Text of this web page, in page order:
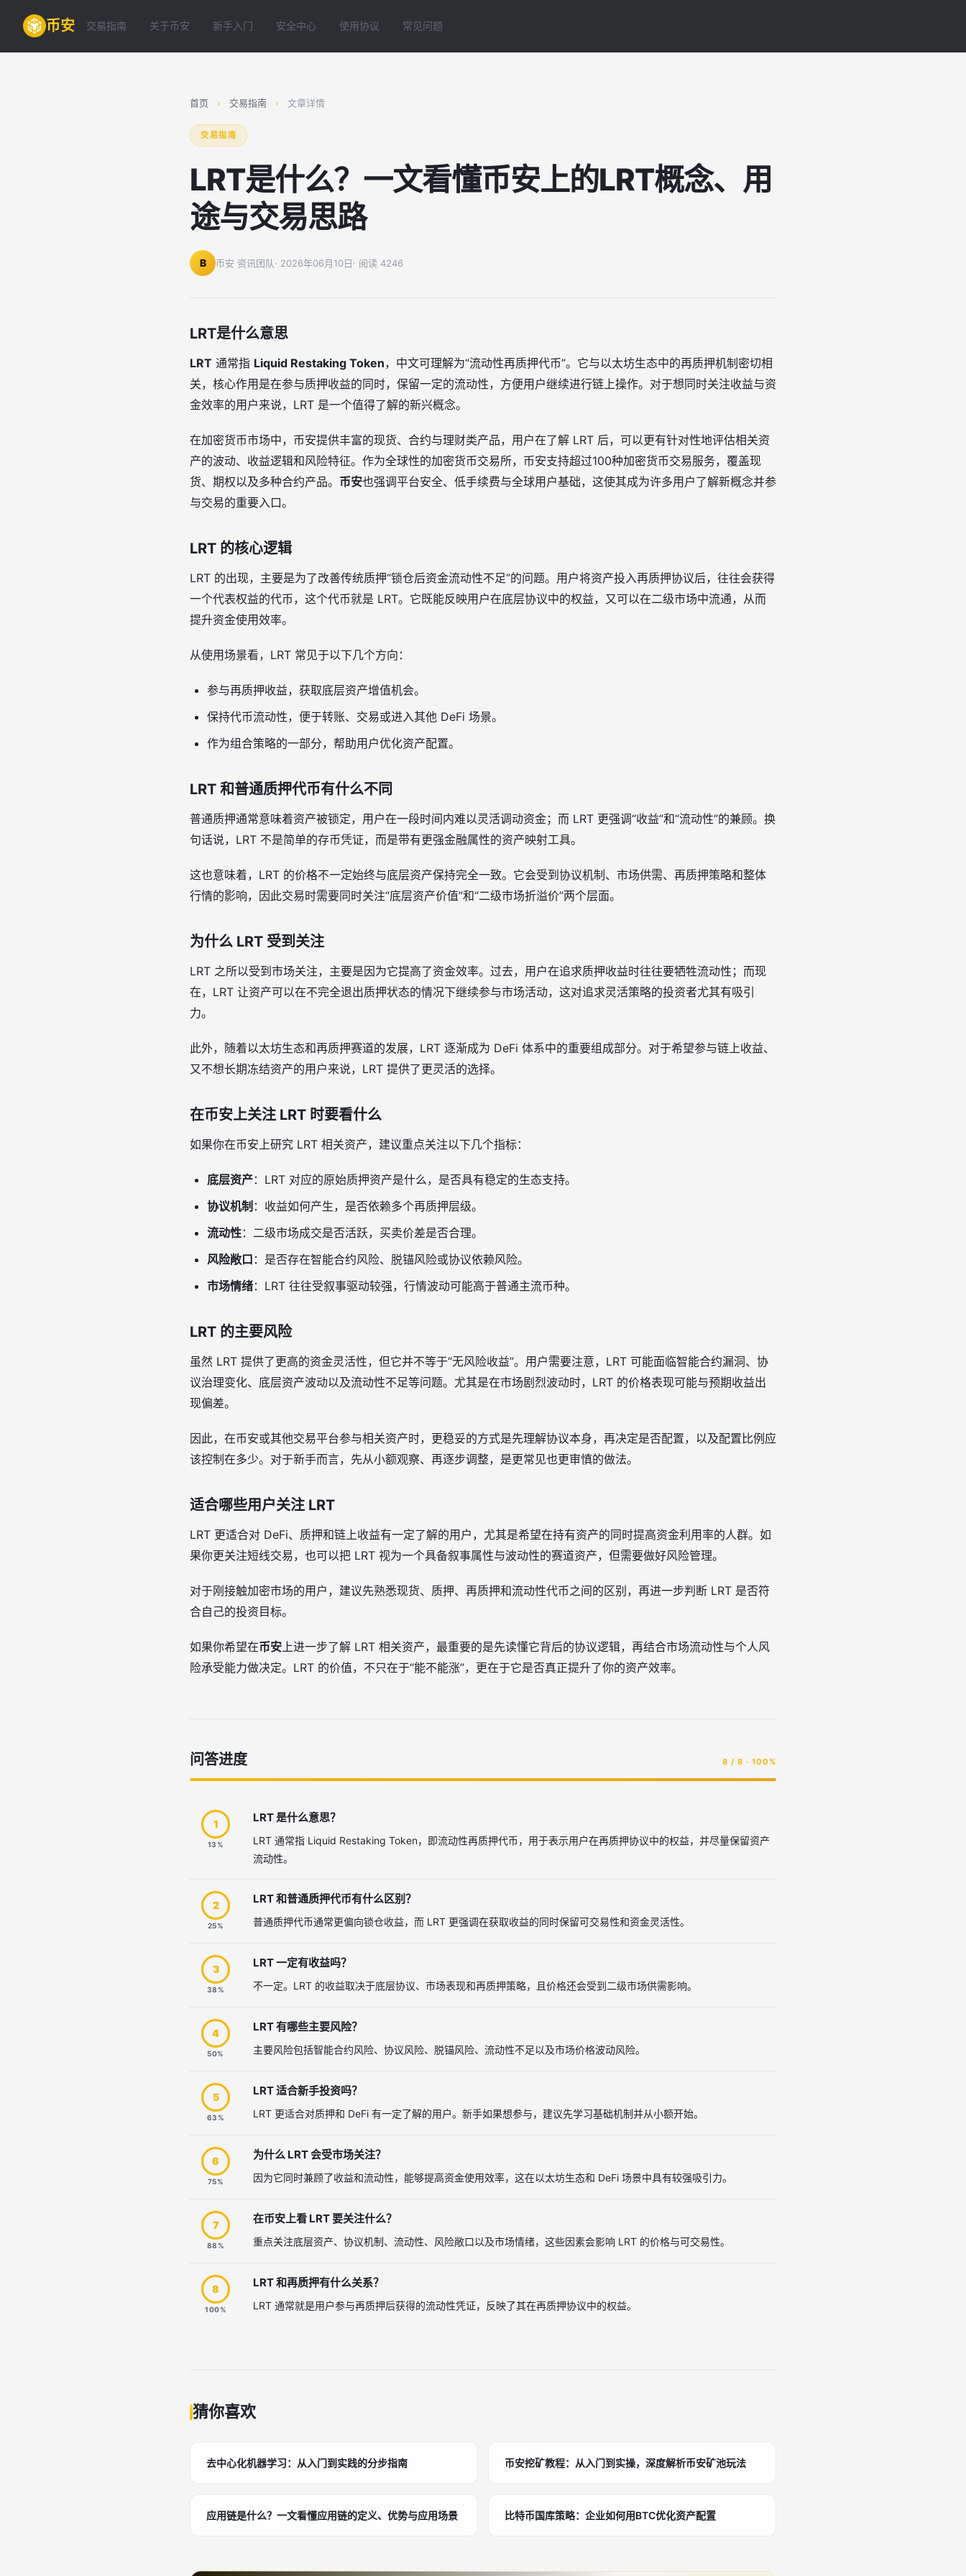
币安 交易指南 关于币安 新手入门 安全中心 使用协议 常见问题
首页 › 交易指南 › 文章详情
交易指南
LRT是什么？一文看懂币安上的LRT概念、用
途与交易思路
B 币安 资讯团队· 2026年06月10日· 阅读 4246
LRT是什么意思
LRT 通常指 Liquid Restaking Token，中文可理解为“流动性再质押代币”。它与以太坊生态中的再质押机制密切相
关，核心作用是在参与质押收益的同时，保留一定的流动性，方便用户继续进行链上操作。对于想同时关注收益与资
金效率的用户来说，LRT 是一个值得了解的新兴概念。
在加密货币市场中，币安提供丰富的现货、合约与理财类产品，用户在了解 LRT 后，可以更有针对性地评估相关资
产的波动、收益逻辑和风险特征。作为全球性的加密货币交易所，币安支持超过100种加密货币交易服务，覆盖现
货、期权以及多种合约产品。 币安也强调平台安全、低手续费与全球用户基础，这使其成为许多用户了解新概念并参
与交易的重要入口。
LRT 的核心逻辑
LRT 的出现，主要是为了改善传统质押“锁仓后资金流动性不足”的问题。用户将资产投入再质押协议后，往往会获得
一个代表权益的代币，这个代币就是 LRT。它既能反映用户在底层协议中的权益，又可以在二级市场中流通，从而
提升资金使用效率。
从使用场景看，LRT 常见于以下几个方向：
参与再质押收益，获取底层资产增值机会。
保持代币流动性，便于转账、交易或进入其他 DeFi 场景。
作为组合策略的一部分，帮助用户优化资产配置。
LRT 和普通质押代币有什么不同
普通质押通常意味着资产被锁定，用户在一段时间内难以灵活调动资金；而 LRT 更强调“收益”和“流动性”的兼顾。换
句话说，LRT 不是简单的存币凭证，而是带有更强金融属性的资产映射工具。
这也意味着，LRT 的价格不一定始终与底层资产保持完全一致。它会受到协议机制、市场供需、再质押策略和整体
行情的影响，因此交易时需要同时关注“底层资产价值”和“二级市场折溢价”两个层面。
为什么 LRT 受到关注
LRT 之所以受到市场关注，主要是因为它提高了资金效率。过去，用户在追求质押收益时往往要牺牲流动性；而现
在，LRT 让资产可以在不完全退出质押状态的情况下继续参与市场活动，这对追求灵活策略的投资者尤其有吸引
力。
此外，随着以太坊生态和再质押赛道的发展，LRT 逐渐成为 DeFi 体系中的重要组成部分。对于希望参与链上收益、
又不想长期冻结资产的用户来说，LRT 提供了更灵活的选择。
在币安上关注 LRT 时要看什么
如果你在币安上研究 LRT 相关资产，建议重点关注以下几个指标：
底层资产：LRT 对应的原始质押资产是什么，是否具有稳定的生态支持。
协议机制 ：收益如何产生，是否依赖多个再质押层级。
流动性：二级市场成交是否活跃，买卖价差是否合理。
风险敞口 ：是否存在智能合约风险、脱锚风险或协议依赖风险。
市场情绪：LRT 往往受叙事驱动较强，行情波动可能高于普通主流币种。
LRT 的主要风险
虽然 LRT 提供了更高的资金灵活性，但它并不等于“无风险收益”。用户需要注意，LRT 可能面临智能合约漏洞、协
议治理变化、底层资产波动以及流动性不足等问题。尤其是在市场剧烈波动时，LRT 的价格表现可能与预期收益出
现偏差。
因此，在币安或其他交易平台参与相关资产时，更稳妥的方式是先理解协议本身，再决定是否配置，以及配置比例应
该控制在多少。对于新手而言，先从小额观察、再逐步调整，是更常见也更审慎的做法。
适合哪些用户关注 LRT
LRT 更适合对 DeFi、质押和链上收益有一定了解的用户，尤其是希望在持有资产的同时提高资金利用率的人群。如
果你更关注短线交易，也可以把 LRT 视为一个具备叙事属性与波动性的赛道资产，但需要做好风险管理。
对于刚接触加密市场的用户，建议先熟悉现货、质押、再质押和流动性代币之间的区别，再进一步判断 LRT 是否符
合自己的投资目标。
如果你希望在币安上进一步了解 LRT 相关资产，最重要的是先读懂它背后的协议逻辑，再结合市场流动性与个人风
险承受能力做决定。LRT 的价值，不只在于“能不能涨”，更在于它是否真正提升了你的资产效率。
问答进度 8 / 8 · 100%
1
13%
LRT 是什么意思？
LRT 通常指 Liquid Restaking Token，即流动性再质押代币，用于表示用户在再质押协议中的权益，并尽量保留资产
流动性。
2
25%
LRT 和普通质押代币有什么区别？
普通质押代币通常更偏向锁仓收益，而 LRT 更强调在获取收益的同时保留可交易性和资金灵活性。
3
38%
LRT 一定有收益吗？
不一定。LRT 的收益取决于底层协议、市场表现和再质押策略，且价格还会受到二级市场供需影响。
4
50%
LRT 有哪些主要风险？
主要风险包括智能合约风险、协议风险、脱锚风险、流动性不足以及市场价格波动风险。
5
63%
LRT 适合新手投资吗？
LRT 更适合对质押和 DeFi 有一定了解的用户。新手如果想参与，建议先学习基础机制并从小额开始。
6
75%
为什么 LRT 会受市场关注？
因为它同时兼顾了收益和流动性，能够提高资金使用效率，这在以太坊生态和 DeFi 场景中具有较强吸引力。
7
88%
在币安上看 LRT 要关注什么？
重点关注底层资产、协议机制、流动性、风险敞口以及市场情绪，这些因素会影响 LRT 的价格与可交易性。
8
100%
LRT 和再质押有什么关系？
LRT 通常就是用户参与再质押后获得的流动性凭证，反映了其在再质押协议中的权益。
猜你喜欢
去中心化机器学习：从入门到实践的分步指南 币安挖矿教程：从入门到实操，深度解析币安矿池玩法
应用链是什么？一文看懂应用链的定义、优势与应用场景 比特币国库策略：企业如何用BTC优化资产配置